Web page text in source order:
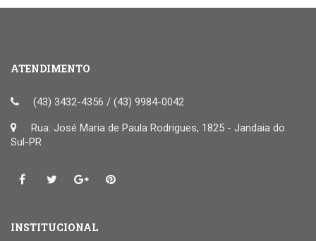
ATENDIMENTO
(43) 3432-4356 / (43) 9984-0042
Rua: José Maria de Paula Rodrigues, 1825 - Jandaia do
Sul-PR
INSTITUCIONAL